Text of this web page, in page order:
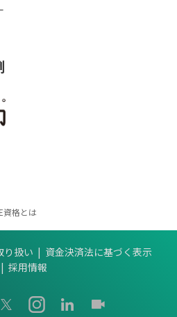
E資格とは
り扱い
資金決済法に基づく表示
採用情報